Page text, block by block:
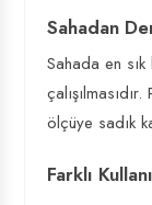
Sahadan
Sahada en
ölçüye sadık
Farklı